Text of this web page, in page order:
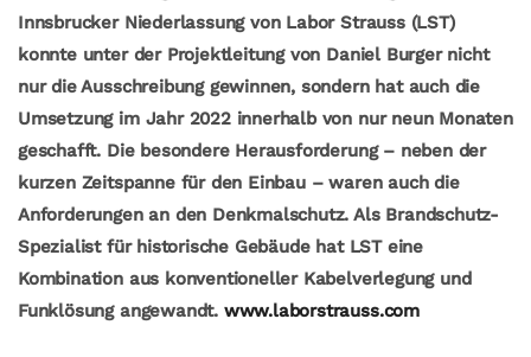
Innsbrucker Niederlassung von Labor Strauss (LST)
konnte unter der Projektleitung von Daniel Burger nicht
nur die Ausschreibung gewinnen, sondern hat auch die
Umsetzung im Jahr 2022 innerhalb von nur neun Monaten
geschafft. Die besondere Herausforderung – neben der
kurzen Zeitspanne für den Einbau – waren auch die
Anforderungen an den Denkmalschutz. Als Brandschutz-
Spezialist für historische Gebäude hat LST eine
Kombination aus konventioneller Kabelverlegung und
Funklösung angewandt. www.laborstrauss.com